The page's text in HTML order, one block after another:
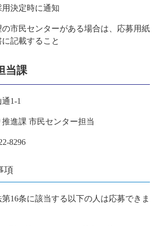
用決定時に通知
の市民センターがある場合は、応募用紙
記載すること
当課
1-1
進課 市民センター担当
8296
項
16条に該当する以下の人は応募できま